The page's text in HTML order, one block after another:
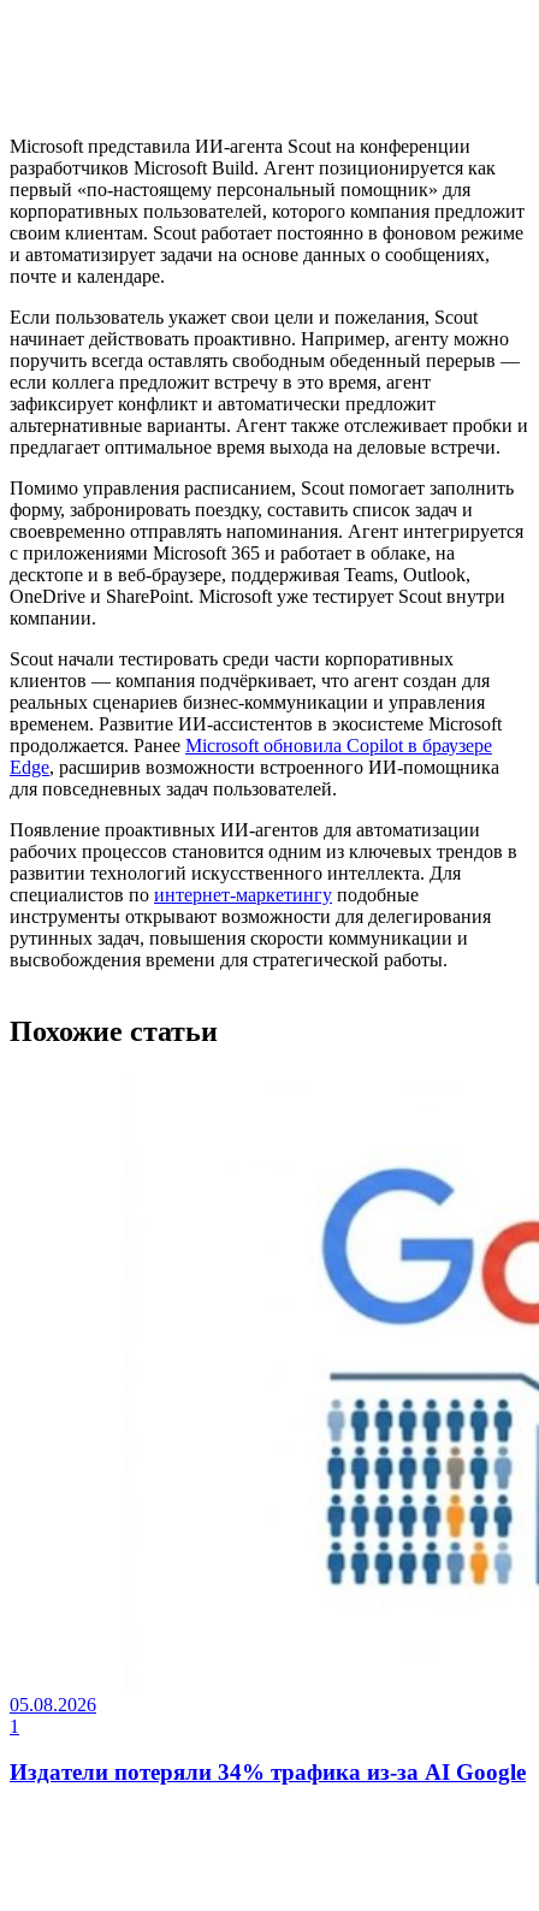
Microsoft представила ИИ-агента Scout на конференции
разработчиков Microsoft Build. Агент позиционируется как
первый «по-настоящему персональный помощник» для
корпоративных пользователей, которого компания предложит
своим клиентам. Scout работает постоянно в фоновом режиме
и автоматизирует задачи на основе данных о сообщениях,
почте и календаре.
Если пользователь укажет свои цели и пожелания, Scout
начинает действовать проактивно. Например, агенту можно
поручить всегда оставлять свободным обеденный перерыв —
если коллега предложит встречу в это время, агент
зафиксирует конфликт и автоматически предложит
альтернативные варианты. Агент также отслеживает пробки и
предлагает оптимальное время выхода на деловые встречи.
Помимо управления расписанием, Scout помогает заполнить
форму, забронировать поездку, составить список задач и
своевременно отправлять напоминания. Агент интегрируется
с приложениями Microsoft 365 и работает в облаке, на
десктопе и в веб-браузере, поддерживая Teams, Outlook,
OneDrive и SharePoint. Microsoft уже тестирует Scout внутри
компании.
Scout начали тестировать среди части корпоративных
клиентов — компания подчёркивает, что агент создан для
реальных сценариев бизнес-коммуникации и управления
временем. Развитие ИИ-ассистентов в экосистеме Microsoft
продолжается. Ранее Microsoft обновила Copilot в браузере
Edge, расширив возможности встроенного ИИ-помощника
для повседневных задач пользователей.
Появление проактивных ИИ-агентов для автоматизации
рабочих процессов становится одним из ключевых трендов в
развитии технологий искусственного интеллекта. Для
специалистов по интернет-маркетингу подобные
инструменты открывают возможности для делегирования
рутинных задач, повышения скорости коммуникации и
высвобождения времени для стратегической работы.
Похожие статьи
05.08.2026
1
Издатели потеряли 34% трафика из-за AI Google